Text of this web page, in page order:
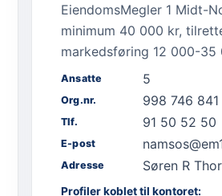
EiendomsMegler 1 Midt-
minimum 40 000 kr,
markedsføring 12 000-35
Ansatte 5
Org.nr. 998 746 841
Tlf. 91 50 52 50
E-post
Adresse Søren R
Profiler koblet til kontoret: